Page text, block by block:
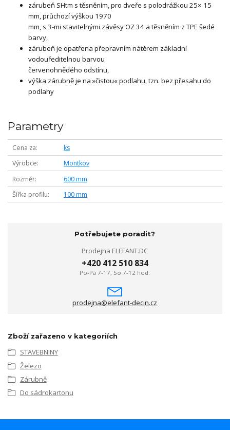
zárubeň SHtm s těsněním, pro dveře s polodrážkou 25× 15
mm, průchozí výškou 1970
mm, s 3-mi stavitelnými závěsy OZ 34 a těsněním z TPE šedé
barvy,
zárubeň je opatřena přepravním nátěrem základní
vodouředitelnou barvou
červenohnědého odstínu,
výška zárubně je na »čistou« podlahu, tzn. bez přesahu do
podlahy
Parametry
Cena za
ks
Výrobce
Montkov
Rozměr
600 mm
Šířka profilu
100 mm
Potřebujete poradit?
Prodejna ELEFANT.DC
+420 412 510 834
Po-Pá 7-17, So 7-12 hod.
prodejna@elefant-decin.cz
Zboží zařazeno v kategoriích
STAVEBNINY
Železo
Zárubně
Do sádrokartonu